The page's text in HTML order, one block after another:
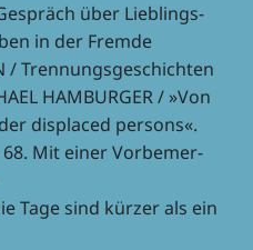
über Lieb­lings­
in der Fremde
/ Trennungsgeschichten
HAMBURGER / »Von
displa­ced persons«.
68. Mit einer Vorbe­mer­
Tage sind kürzer als ein